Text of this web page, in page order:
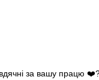
за вашу працю